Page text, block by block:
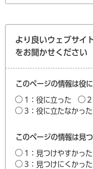
より良いウェブサイ
をお聞かせください
このページの情報は役
1：役に立った
2
3：役に立たなかった
このページの情報は見
1：見つけやすかった
3：見つけにくかった